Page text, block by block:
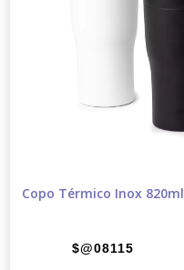
Copo Térmico Inox 820ml
$@08115